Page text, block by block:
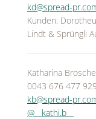
kd@spread-
Kunden:
Lindt & Sprüngli
Katharina
0043 676 477
kb@spread-
@__kathi.b__